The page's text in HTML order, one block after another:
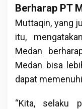
Berharap PT
Muttaqin, yang
itu,
Medan
Medan bisa
dapat
“Kita, selaku